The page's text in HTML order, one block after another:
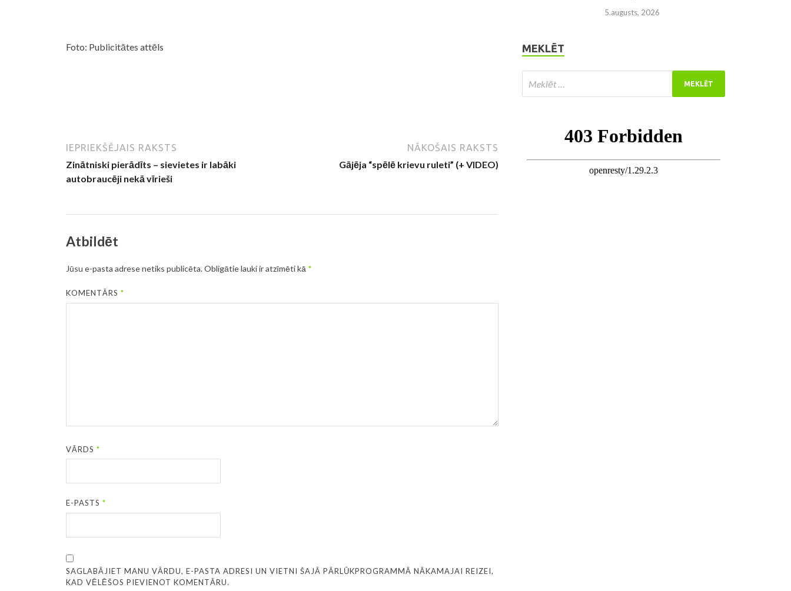
Foto: Publicitātes attēls
IEPRIEKŠĒJAIS RAKSTS
Zinātniski pierādīts – sievietes ir labāki
autobraucēji nekā vīrieši
NĀKOŠAIS RAKSTS
Gājēja “spēlē krievu ruleti” (+ VIDEO)
Atbildēt
Jūsu e-pasta adrese netiks publicēta.Obligātie lauki ir atzīmēti kā *
KOMENTĀRS*
VĀRDS*
E-PASTS*
SAGLABĀJIET MANU VĀRDU, E-PASTA ADRESI UN VIETNI ŠAJĀ PĀRLŪKPROGRAMMĀ NĀKAMAJAI REIZEI,
KAD VĒLĒŠOS PIEVIENOT KOMENTĀRU.
5.augusts, 2026
MEKLĒT